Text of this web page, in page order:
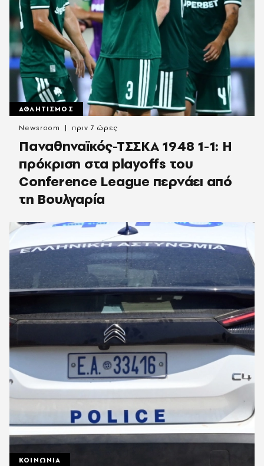
ΑΘΛΗΤΙΣΜΟΣ
Παναθηναϊκός-ΤΣΣΚΑ 1948 1-1: Η
πρόκριση στα playoffs του
Conference League περνάει από
τη Βουλγαρία
Newsroom πριν 7 ώρες
ΚΟΙΝΩΝΙΑ